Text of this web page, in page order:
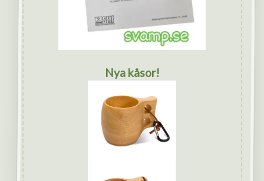
Nya kåsor!